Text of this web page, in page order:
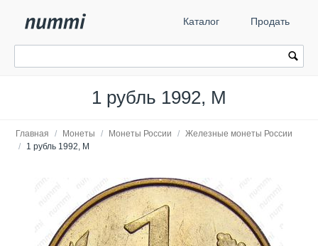
Каталог Продать
1 рубль 1992, М
Главная / Монеты / Монеты России / Железные монеты России
/
1 рубль 1992, М